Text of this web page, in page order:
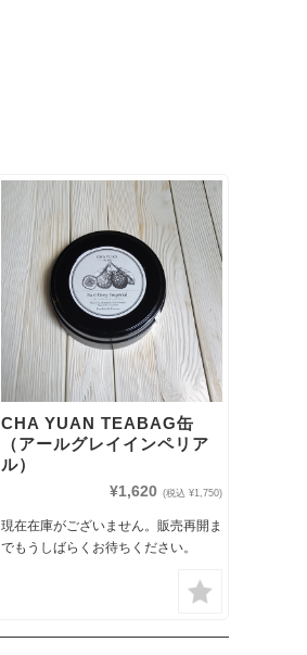
CHA YUAN TEABAG缶
（アールグレイインペリア
ル）
¥1,620 (税込 ¥1,750)
現在在庫がございません。販売再開ま
でもうしばらくお待ちください。